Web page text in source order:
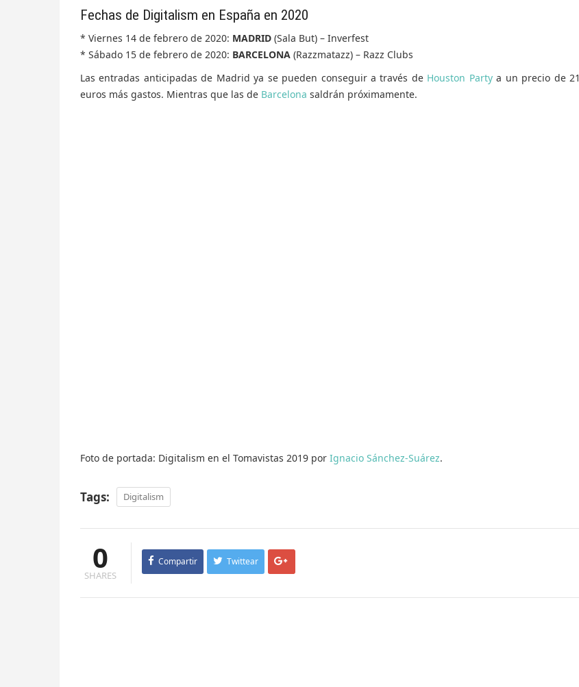
Fechas de Digitalism en España en 2020
* Viernes 14 de febrero de 2020: MADRID (Sala But) – Inverfest
* Sábado 15 de febrero de 2020: BARCELONA (Razzmatazz) – Razz Clubs
Las entradas anticipadas de Madrid ya se pueden conseguir a través de Houston Partya un precio de 21
euros más gastos. Mientras que las de Barcelona saldrán próximamente.
Foto de portada: Digitalism en el Tomavistas 2019 por Ignacio Sánchez-Suárez.
Tags: Digitalism
0
SHARES
Compartir Twittear